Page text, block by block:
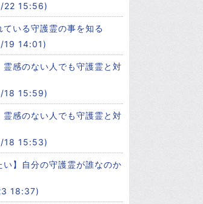
22 15:56)
ている守護霊の事を知る
19 14:01)
霊感のない人でも守護霊と対
18 15:59)
霊感のない人でも守護霊と対
18 15:53)
い】自分の守護霊が誰なのか
18:37)